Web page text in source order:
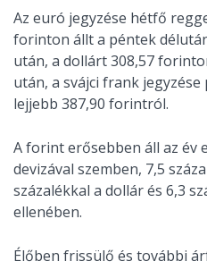
Az euró jegyzése hétfő
forinton állt a péntek
után, a dollárt 308,57
után, a svájci frank
lejjebb 387,90 forintról.
A forint erősebben áll az év
devizával szemben, 7,5
százalékkal a dollár és 6,3
ellenében.
Élőben frissülő és további